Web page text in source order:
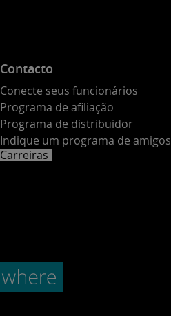
Contacto
Conecte seus funcionários
Programa de afiliação
Programa de distribuidor
Indique um programa de amigos
Carreiras